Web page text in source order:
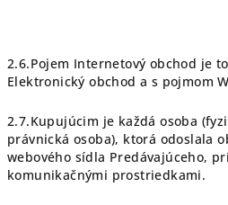
2.6.Pojem Internetový obchod je
Elektronický obchod a s pojmom
2.7.Kupujúcim je každá osoba
právnická osoba), ktorá odoslala
webového sídla Predávajúceho,
komunikačnými prostriedkami.